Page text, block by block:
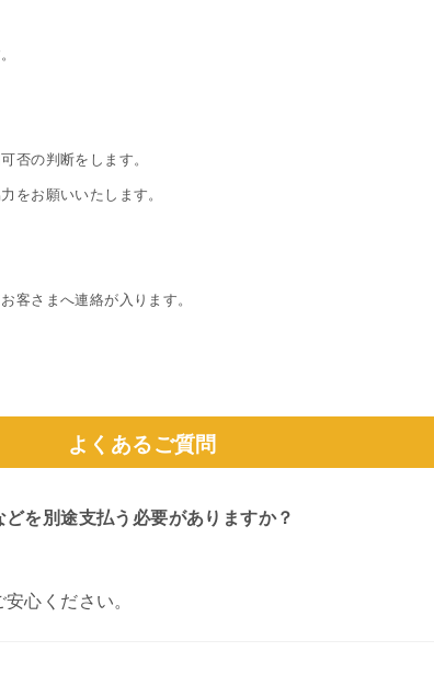
否の判断をします。
をお願いいたします。
客さまへ連絡が入ります。
よくあるご質問
を別途支払う必要がありますか？
心ください。